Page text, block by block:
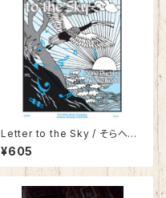
Letter to the Sky / そらへの
手紙
¥605